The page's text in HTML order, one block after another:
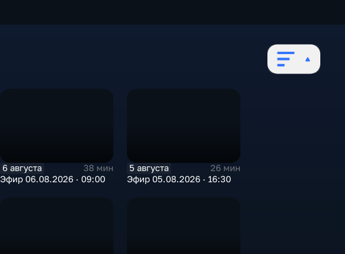
6 августа
38 мин
Эфир 06.08.2026 · 09:00
5 августа
26 мин
Эфир 05.08.2026 · 16:30